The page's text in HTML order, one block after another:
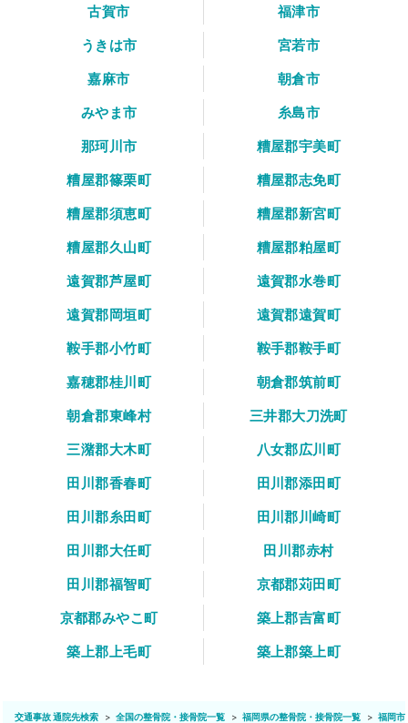
古賀市
福津市
うきは市
宮若市
嘉麻市
朝倉市
みやま市
糸島市
那珂川市
糟屋郡宇美町
糟屋郡篠栗町
糟屋郡志免町
糟屋郡須恵町
糟屋郡新宮町
糟屋郡久山町
糟屋郡粕屋町
遠賀郡芦屋町
遠賀郡水巻町
遠賀郡岡垣町
遠賀郡遠賀町
鞍手郡小竹町
鞍手郡鞍手町
嘉穂郡桂川町
朝倉郡筑前町
朝倉郡東峰村
三井郡大刀洗町
三潴郡大木町
八女郡広川町
田川郡香春町
田川郡添田町
田川郡糸田町
田川郡川崎町
田川郡大任町
田川郡赤村
田川郡福智町
京都郡苅田町
京都郡みやこ町
築上郡吉富町
築上郡上毛町
築上郡築上町
交通事故 通院先検索 全国の整骨院・接骨院一覧 福岡県の整骨院・接骨院一覧 福岡市